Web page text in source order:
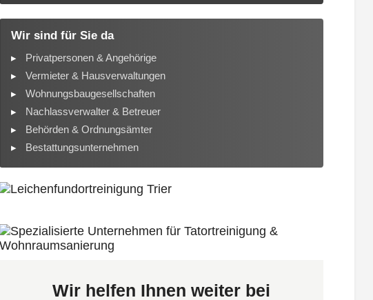
Wir sind für Sie da
Privatpersonen & Angehörige
Vermieter & Hausverwaltungen
Wohnungsbaugesellschaften
Nachlassverwalter & Betreuer
Behörden & Ordnungsämter
Bestattungsunternehmen
Wir helfen Ihnen weiter bei